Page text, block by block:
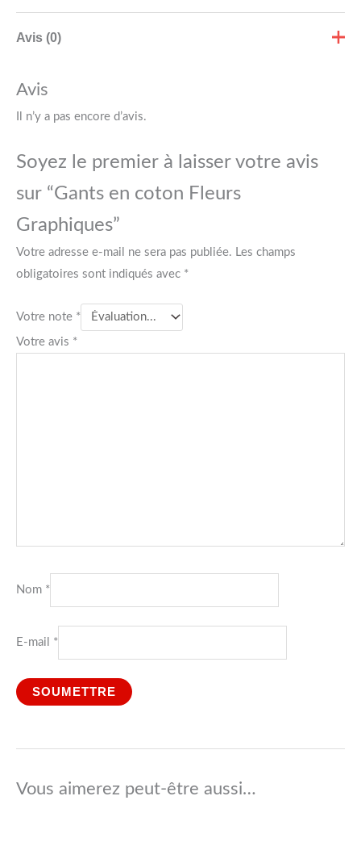
Avis (0)
Avis
Il n’y a pas encore d’avis.
Soyez le premier à laisser votre avis
sur “Gants en coton Fleurs
Graphiques”
Votre adresse e-mail ne sera pas publiée. Les champs
obligatoires sont indiqués avec *
Votre note *
Votre avis *
Nom *
E-mail *
Vous aimerez peut-être aussi…